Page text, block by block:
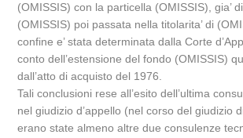
(OMISSIS) con la particella (OMISSIS), gia’
(OMISSIS) poi passata nella titolarita’ di
confine e’ stata determinata dalla Corte
conto dell’estensione del fondo (OMISSIS)
dall’atto di acquisto del 1976.
Tali conclusioni rese all’esito dell’ultima
nel giudizio d’appello (nel corso del giudizio
erano state almeno altre due consulenze